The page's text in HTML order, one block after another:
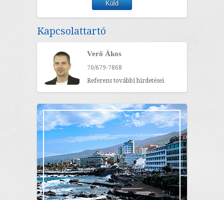
Kapcsolattartó
Verő Ákos
70/679-7868
Referens további hirdetései